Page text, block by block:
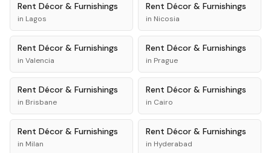
Rent Décor & Furnishings
in Lagos
Rent Décor & Furnishings
in Nicosia
Rent Décor & Furnishings
in Valencia
Rent Décor & Furnishings
in Prague
Rent Décor & Furnishings
in Brisbane
Rent Décor & Furnishings
in Cairo
Rent Décor & Furnishings
in Milan
Rent Décor & Furnishings
in Hyderabad